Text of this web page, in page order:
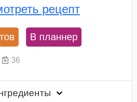
рецепт
В планнер
36